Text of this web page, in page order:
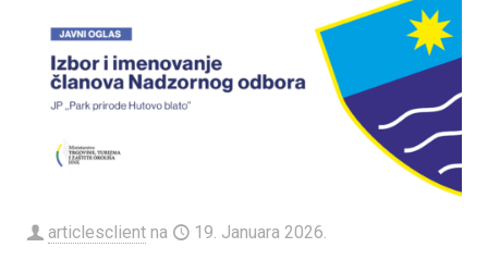
articlesclient na 19. Januara 2026.